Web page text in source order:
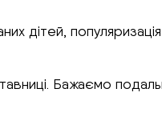
дітей, популяризація
Бажаємо